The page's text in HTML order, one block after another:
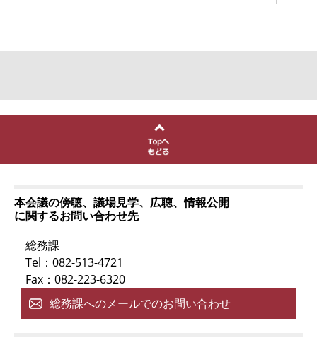
本会議の傍聴、議場見学、広聴、情報公開
に関するお問い合わせ先
総務課
Tel：082-513-4721
Fax：082-223-6320
総務課へのメールでのお問い合わせ